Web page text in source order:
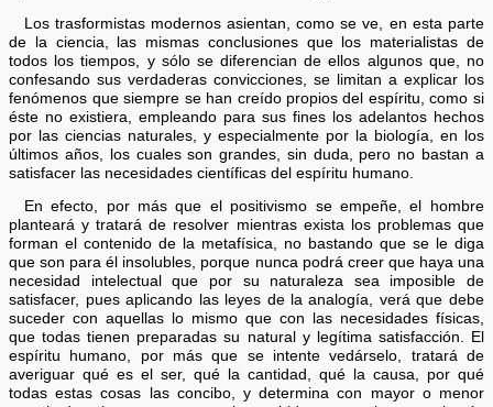
Los trasformistas modernos asientan, como se ve, en esta parte
de la ciencia, las mismas conclusiones que los materialistas de
todos los tiempos, y sólo se diferencian de ellos algunos que, no
confesando sus verdaderas convicciones, se limitan a explicar los
fenómenos que siempre se han creído propios del espíritu, como si
éste no existiera, empleando para sus fines los adelantos hechos
por las ciencias naturales, y especialmente por la biología, en los
últimos años, los cuales son grandes, sin duda, pero no bastan a
satisfacer las necesidades científicas del espíritu humano.
En efecto, por más que el positivismo se empeñe, el hombre
planteará y tratará de resolver mientras exista los problemas que
forman el contenido de la metafísica, no bastando que se le diga
que son para él insolubles, porque nunca podrá creer que haya una
necesidad intelectual que por su naturaleza sea imposible de
satisfacer, pues aplicando las leyes de la analogía, verá que debe
suceder con aquellas lo mismo que con las necesidades físicas,
que todas tienen preparadas su natural y legítima satisfacción. El
espíritu humano, por más que se intente vedárselo, tratará de
averiguar qué es el ser, qué la cantidad, qué la causa, por qué
todas estas cosas las concibo, y determina con mayor o menor